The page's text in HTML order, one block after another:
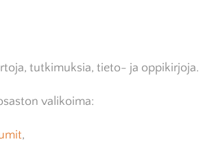
tutkimuksia, tieto- ja oppikirjoja.
valikoima:
,